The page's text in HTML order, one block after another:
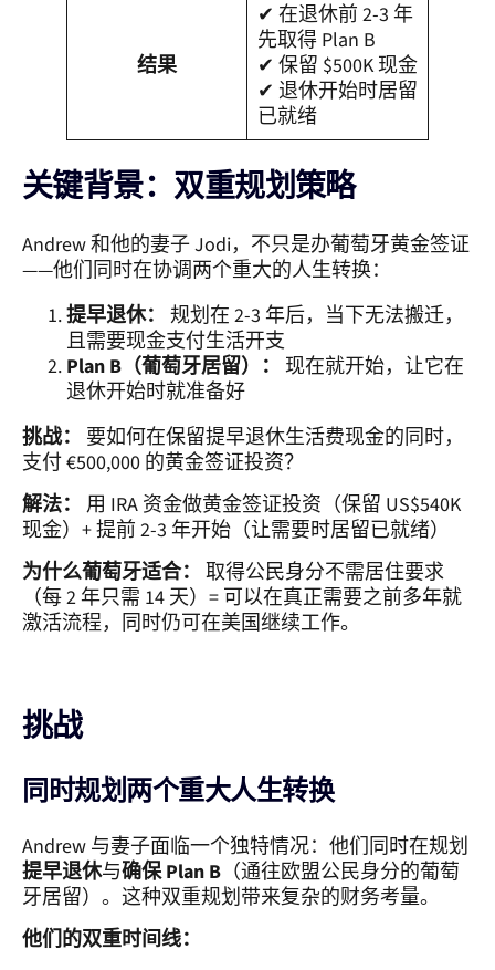
结果
✔ 在退休前 2-3 年
先取得 Plan B
✔ 保留 $500K 现金
✔ 退休开始时居留
已就绪
关键背景：双重规划策略
Andrew 和他的妻子 Jodi，不只是办葡萄牙黄金签证
——他们同时在协调两个重大的人生转换：
提早退休： 规划在 2-3 年后，当下无法搬迁，
且需要现金支付生活开支
Plan B（葡萄牙居留）： 现在就开始，让它在
退休开始时就准备好
挑战： 要如何在保留提早退休生活费现金的同时，
支付 €500,000 的黄金签证投资？
解法： 用 IRA 资金做黄金签证投资（保留 US$540K
现金）+ 提前 2-3 年开始（让需要时居留已就绪）
为什么葡萄牙适合： 取得公民身分不需居住要求
（每 2 年只需 14 天）= 可以在真正需要之前多年就
激活流程，同时仍可在美国继续工作。
挑战
同时规划两个重大人生转换
Andrew 与妻子面临一个独特情况：他们同时在规划
提早退休与确保 Plan B （通往欧盟公民身分的葡萄
牙居留）。这种双重规划带来复杂的财务考量。
他们的双重时间线：